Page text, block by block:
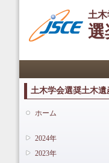
土
選
土木学会選奨土木遺
ホーム
2024年
2023年